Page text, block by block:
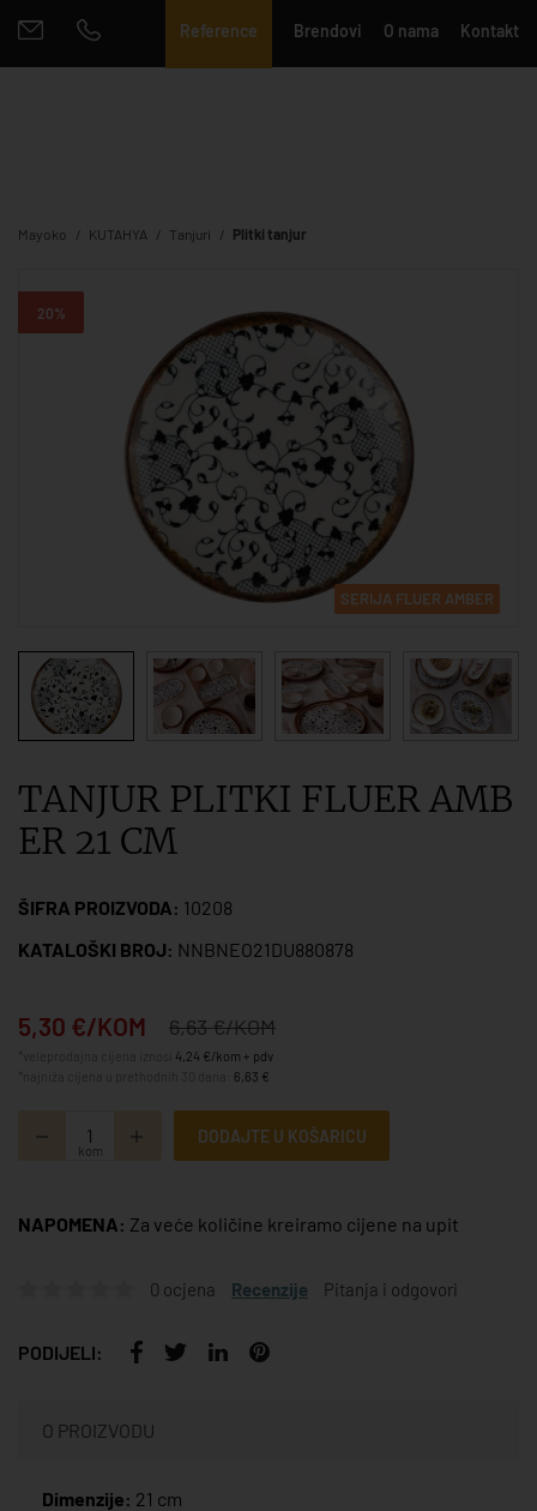
Reference Brendovi O nama Kontakt
Mayoko KUTAHYA Tanjuri Plitki tanjur
20%
SERIJA FLUER AMBER
TANJUR PLITKI FLUER AMB
ER 21 CM
ŠIFRA PROIZVODA: 10208
KATALOŠKI BROJ: NNBNEO21DU880878
5,30 €/KOM 6,63 €/KOM
4,24 €/kom + pdv
6,63 €
kom
DODAJTE U KOŠARICU
NAPOMENA: Za veće količine kreiramo cijene na upit
0 ocjena Recenzije Pitanja i odgovori
PODIJELI:
O PROIZVODU
Dimenzije: 21 cm